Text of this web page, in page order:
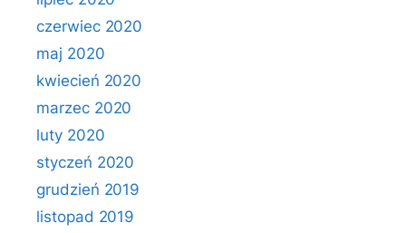
czerwiec 2020
maj 2020
kwiecień 2020
marzec 2020
luty 2020
styczeń 2020
grudzień 2019
listopad 2019